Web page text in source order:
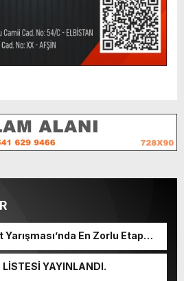
En Zorlu Etap
YAYINLANDI.